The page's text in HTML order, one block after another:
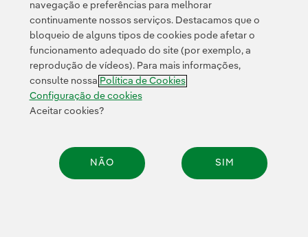
Por que nos escolher?
Conciliação e
Diversidade e
navegação e preferências para melhorar
continuamente nossos serviços. Destacamos que o
bloqueio de alguns tipos de cookies pode afetar o
funcionamento adequado do site (por exemplo, a
reprodução de vídeos). Para mais informações,
consulte nossa Política de Cookies
Configuração de cookies
Aceitar cookies?
NÃO SIM